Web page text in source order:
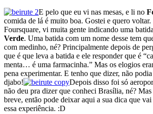
E pelo que eu vi nas mesas, e li no
comida de lá é muito boa. Gostei e quero
Foursquare, vi muita gente indicando uma
Verde. Uma batida com um nome desse tem
com medinho, né? Principalmente depois de
que é que leva a batida e ele responder que é
menta… é uma farmacinha.” Mas os elogios
pena experimentar. E tenho que dizer, não
djabo!
Depois disso foi só
não deu pra dizer que conheci Brasília, né?
breve, então pode deixar aqui a sua dica que
essa experiência. :D